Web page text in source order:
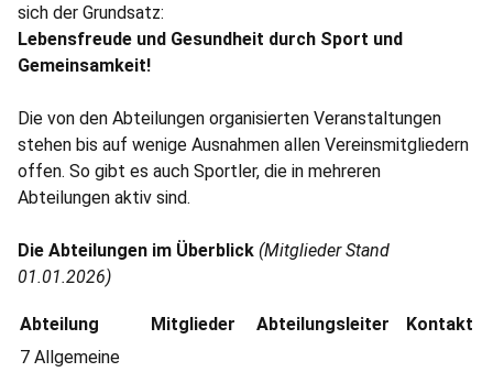
sich der Grundsatz:
Lebensfreude und Gesundheit durch Sport und
Gemeinsamkeit!
Die von den Abteilungen organisierten Veranstaltungen
stehen bis auf wenige Ausnahmen allen Vereinsmitgliedern
offen. So gibt es auch Sportler, die in mehreren
Abteilungen aktiv sind.
Die Abteilungen im Überblick (Mitglieder Stand
01.01.2026)
Abteilung Mitglieder Abteilungsleiter
Kontakt
7 Allgemeine